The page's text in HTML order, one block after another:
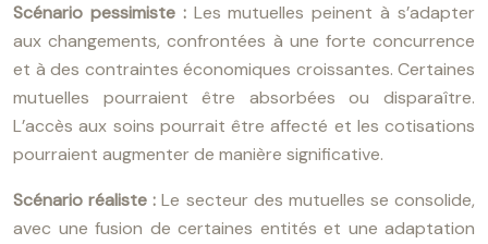
Scénario pessimiste : Les mutuelles peinent à s’adapter
aux changements, confrontées à une forte concurrence
et à des contraintes économiques croissantes. Certaines
mutuelles pourraient être absorbées ou disparaître.
L’accès aux soins pourrait être affecté et les cotisations
pourraient augmenter de manière significative.
Scénario réaliste :Le secteur des mutuelles se consolide,
avec une fusion de certaines entités et une adaptation